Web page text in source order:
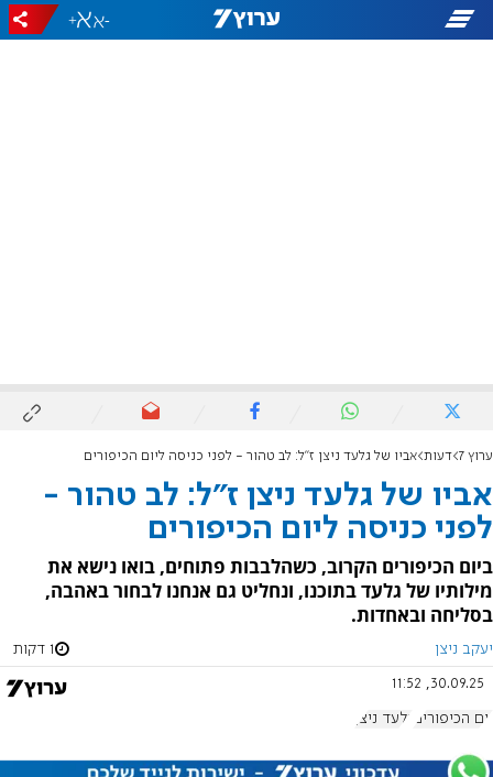
-
+
ערוץ 7 דעות אביו של גלעד ניצן ז"ל: לב טהור - לפני כניסה ליום הכיפורים
אביו של גלעד ניצן ז"ל: לב טהור -
לפני כניסה ליום הכיפורים
ביום הכיפורים הקרוב, כשהלבבות פתוחים, בואו נישא את
מילותיו של גלעד בתוכנו, ונחליט גם אנחנו לבחור באהבה,
בסליחה ובאחדות.
יעקב ניצן 1 דקות
30.09.25, 11:52
יום הכיפורים גלעד ניצן